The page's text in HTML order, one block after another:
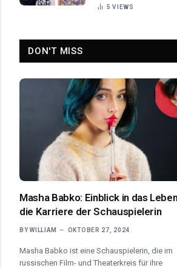
5VIEWS
DON'T MISS
Masha Babko: Einblick in das
die Karriere der Schauspielerin
BY WILLIAM OKTOBER 27, 2024
Masha Babko ist eine Schauspielerin, die im
russischen Film- und Theaterkreis für ihre